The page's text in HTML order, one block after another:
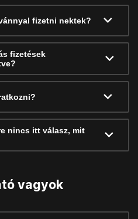
fizetni nektek?
fizetések
nincs itt válasz, mit
vagyok